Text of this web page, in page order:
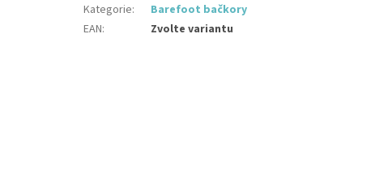
Kategorie:
Barefoot bačkory
EAN: Zvolte variantu